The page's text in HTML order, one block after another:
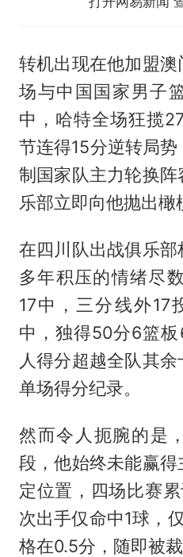
转机出现在他加盟
场与中国国家男子
中，哈特全场狂揽
节连得15分逆转局
制国家队主力轮换
乐部立即向他抛出橄
在四川队出战俱乐
多年积压的情绪尽
17中，三分线外17
中，独得50分6篮
人得分超越全队其
单场得分纪录。
然而令人扼腕的是
段，他始终未能赢
定位置，四场比赛
次出手仅命中1球，
格在0.5分，随即被裁